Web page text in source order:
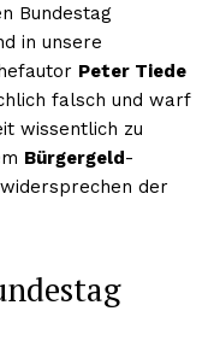
Bundestag
in unsere
Peter Tiede
falsch und warf
wissentlich zu
Bürgergeld-
der